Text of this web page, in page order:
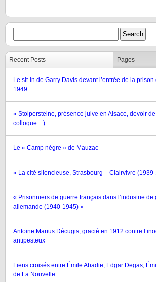
Recent Posts Pages
Le sit-in de Garry Davis devant l’entrée de la
1949
« Stolpersteine, présence juive en Alsace, devoir
colloque…)
Le « Camp nègre » de Mauzac
« La cité silencieuse, Strasbourg – Clairvivre
« Prisonniers de guerre français dans l’industrie de
allemande (1940-1945) »
Antoine Marius Décugis, gracié en 1912 contre
antipesteux
Liens croisés entre Émile Abadie, Edgar Degas,
de La Nouvelle